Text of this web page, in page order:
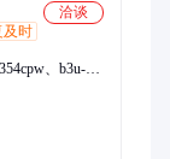
洽谈
及时
、b3u-
、多层板、
3323、2474r-